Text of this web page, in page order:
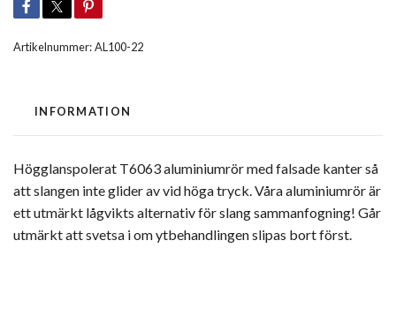
Artikelnummer:AL100-22
INFORMATION
Högglanspolerat T6063 aluminiumrör med falsade kanter så
att slangen inte glider av vid höga tryck. Våra aluminiumrör är
ett utmärkt lågvikts alternativ för slang sammanfogning! Går
utmärkt att svetsa i om ytbehandlingen slipas bort först.